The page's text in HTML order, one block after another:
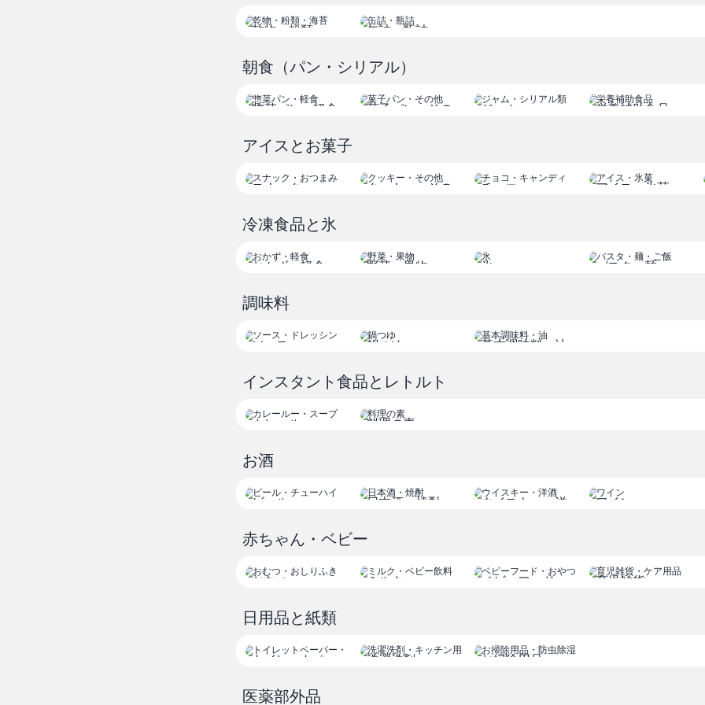
乾物・粉類 缶詰・瓶詰
朝食（パン・シリアル）
惣菜パン・軽食
菓子パン・その
ジャム
栄養補助食品
アイスとお菓子
スナック
クッキー・その
チョコ
アイス・氷菓
冷凍食品と氷
おかず・軽食 野菜・果物 氷 パスタ・麺
調味料
ソース
鍋つゆ 基本調味料・油
インスタント食品とレトルト
カレールー
料理の素
お酒
ビール
日本酒・焼酎
ウイスキー・洋
ワイン
赤ちゃん・ベビー
おむつ
ミルク
ベビーフード
育児雑貨
日用品と紙類
トイレットペー
ティッシュ
洗濯洗剤
お掃除用品
医薬部外品